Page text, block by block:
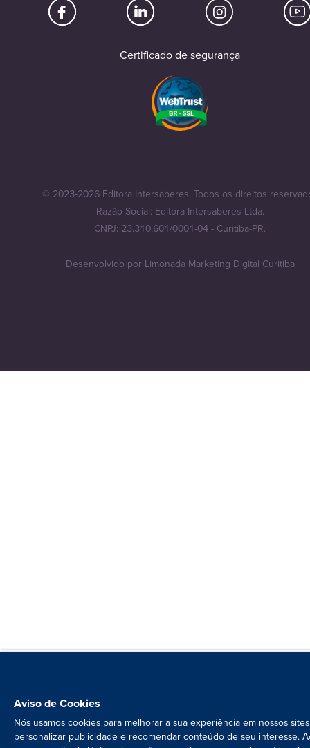
Certificado de segurança
© 2023-2026 Editora Intersaberes. Todos os direitos
Razão Social: Editora Intersaberes Ltda.
CNPJ: 23.310.601/0001-04 - Curitiba-PR.
Desenvolvido por Limonada Marketing Digital Curitiba
Aviso de Cookies
Nós usamos cookies para melhorar a sua experiência em nossos
personalizar publicidade e recomendar conteúdo de seu interesse.